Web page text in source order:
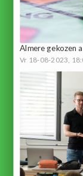
Almere gekozen
Vr 18-08-2023,